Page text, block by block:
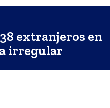
extranjeros en
irregular